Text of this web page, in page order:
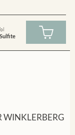
Sulfite
WINKLERBERG